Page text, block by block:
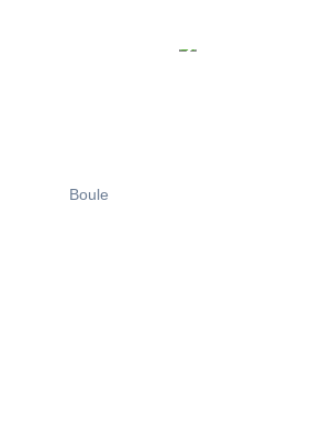
Boule